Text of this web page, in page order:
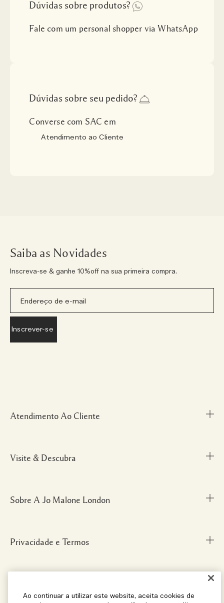
Dúvidas sobre produtos?
Fale com um personal shopper via WhatsApp
Dúvidas sobre seu pedido?
Converse com SAC em
Atendimento ao Cliente
Saiba as Novidades
Inscreva-se & ganhe 10%off na sua primeira compra.
Atendimento Ao Cliente
Meu Perfil
Personal Shopper
Visite & Descubra
Descubra uma Fragrância
Glossário de Ingredientes
Sobre A Jo Malone London
Nossa História
Privacidade e Termos
Ao continuar a utilizar este website, aceita cookies de